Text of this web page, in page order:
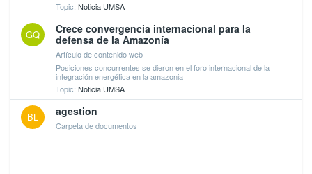
Topic: Noticia UMSA
GQ
Crece convergencia internacional para la
defensa de la Amazonía
Artículo de contenido web
Posiciones concurrentes se dieron en el foro internacional de la
integración energética en la amazonia
Topic: Noticia UMSA
BL agestion
Carpeta de documentos